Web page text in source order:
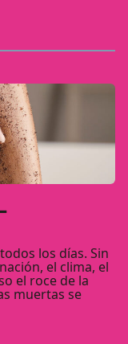
los días. Sin
el clima, el
el roce de la
muertas se